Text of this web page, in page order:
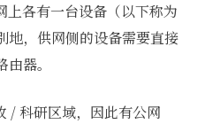
各有一台设备（以下称为
地，供网侧的设备需要直接
器。
/ 科研区域，因此有公网